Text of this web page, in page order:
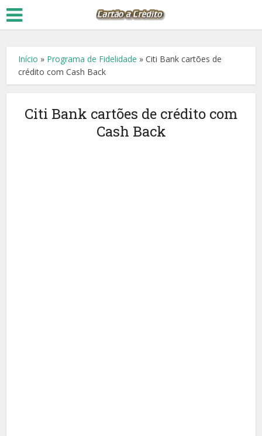
Início » Programa de Fidelidade »Citi Bank cartões de
crédito com Cash Back
Citi Bank cartões de crédito com
Cash Back